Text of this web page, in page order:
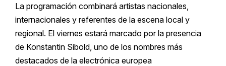
La programación combinará artistas nacionales,
internacionales y referentes de la escena local y
regional. El viernes estará marcado por la presencia
de Konstantin Sibold, uno de los nombres más
destacados de la electrónica europea